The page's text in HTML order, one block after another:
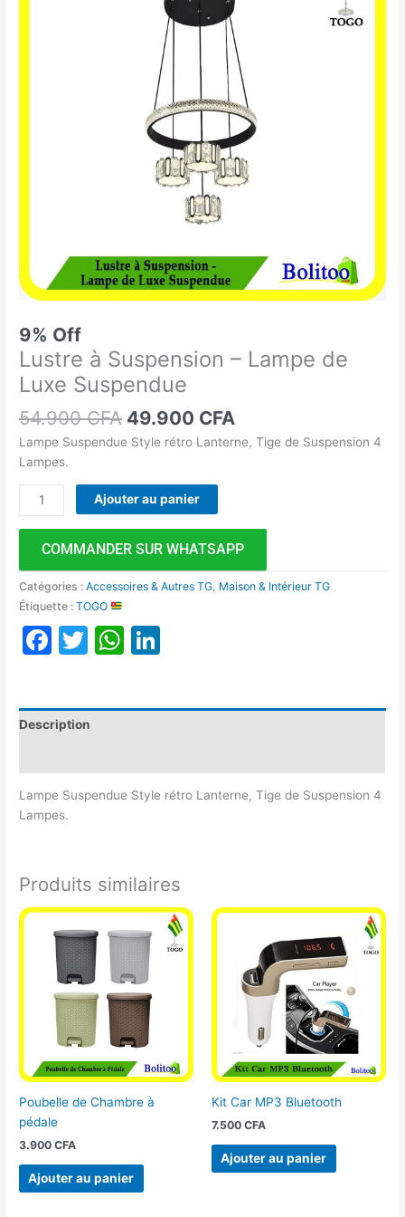
9% Off
Lustre à Suspension – Lampe de
Luxe Suspendue
54.900CFA
54.900 CFA.
49.900 CFA
49.900 CFA.
Lampe Suspendue Style rétro Lanterne, Tige de Suspension 4
Lampes.
Ajouter au panier
COMMANDER SUR WHATSAPP
Catégories :Accessoires & Autres TG Maison & Intérieur TG
Étiquette :TOGO
Facebook
TwitterWhatsApp
Description
Lampe Suspendue Style rétro Lanterne, Tige de Suspension 4
Lampes.
Produits similaires
Poubelle de Chambre à
pédale
3.900CFA
Ajouter au panier
Kit Car MP3 Bluetooth
7.500 CFA
Ajouter au panier